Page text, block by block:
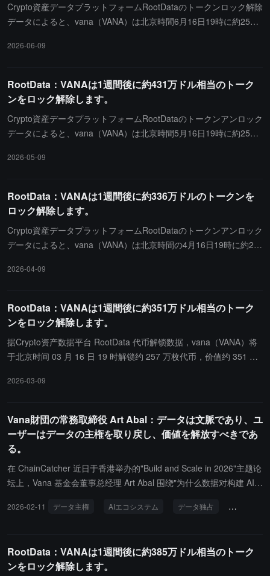
Crypto資産データプラットフォームRootDataのトークンロック解除
データによると、vana（VANA）は北京時間6月16日19時に約257
2026-06-09
RootData：VANAは1週間後に約431万ドル相当のトーク
ンをロック解除します。
Crypto資産データプラットフォームRootDataのトークンアンロック
データによると、vana（VANA）は北京時間5月16日19時に約257
2026-05-09
RootData：VANAは1週間後に約336万ドルのトークンを
ロック解除します。
Crypto資産データプラットフォームRootDataのトークンアンロック
データによると、vana（VANA）は北京時間の4月16日19時に約25
2026-04-09
RootData：VANAは1週間後に約351万ドル相当のトーク
ンをロック解除します。
据Crypto资产数据平台 RootData 代币解锁数据，vana（VANA）将
于北京时间 03 月 16 日 19 时解锁约 257 万枚代币，价值约 351 万
2026-03-09
Vana財団の常務取締役 Art Abal：データは文脈であり、ユ
ーザーはデータの主権を取り戻し、価値を解放すべきであ
る。
在 ChainCatcher 近日于香港举办的"Build and Scale in 2026"主题论
坛上，Vana 基金会董事总经理 Art Abal 围绕"为什么数据对构建 AI
为"语境"的核心价值，以及用户如何通过去中心化技术重掌数据主权
使用其他主要模型，这导致了数据和语境的集中化。同时，大型科技
公司近年来持续限制 API 访问、终止免费服务并计划收费，实质上剥
2026-02-11 データ主権 AIエコシステム データ独占 経済価値
RootData：VANAは1週間後に約385万ドル相当のトーク
ンをロック解除します。